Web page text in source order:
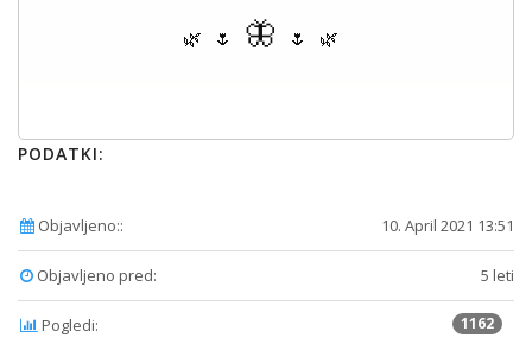
🌿 🌷 🦋 🌷 🌿
PODATKI:
Objavljeno:: 10. April 2021 13:51
Objavljeno pred: 5 leti
Pogledi: 1162